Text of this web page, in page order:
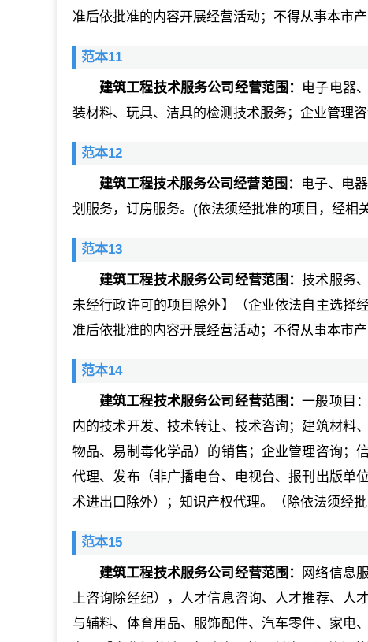
准后依批准的内容开展经营活动；不得从事本市
范本11
建筑工程技术服务公司经营范围： 电子电器
装材料、玩具、洁具的检测技术服务；企业管理咨
范本12
建筑工程技术服务公司经营范围：
电子、电
划服务，订房服务。(依法须经批准的项目，经相
范本13
建筑工程技术服务公司经营范围：技术服务
未经行政许可的项目除外】（企业依法自主选择
准后依批准的内容开展经营活动；不得从事本市
范本14
建筑工程技术服务公司经营范围：一般项目
内的技术开发、技术转让、技术咨询；建筑材料
物品、易制毒化学品）的销售；企业管理咨询；
代理、发布（非广播电台、电视台、报刊出版单
术进出口除外）；知识产权代理。（除依法须经
范本15
建筑工程技术服务公司经营范围：
网络信息
上咨询除经纪），人才信息咨询、人才推荐、人
与辅料、体育用品、服饰配件、汽车零件、家电